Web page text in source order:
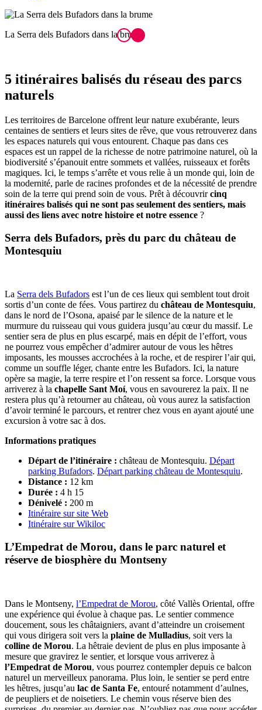
La Serra dels Bufadors dans la brume
5 itinéraires balisés du réseau des parcs
naturels
Les territoires de Barcelone offrent leur nature exubérante, leurs
centaines de sentiers et leurs sites de rêve, que vous retrouverez dans
les espaces naturels qui vous entourent. Chaque pas dans ces
espaces est un rappel de la richesse de notre patrimoine naturel, où la
biodiversité s’épanouit entre sommets et vallées, ruisseaux et forêts
magiques. Ici, le temps s’arrête et vous relie à un monde qui, loin de
la modernité, parle de racines profondes et de la nécessité de prendre
soin de la terre qui prend soin de vous. Prêt à découvrircinq
itinéraires balisés qui ne sont pas seulement des sentiers, mais
aussi des liens avec notre histoire et notre essence ?
Serra dels Bufadors, près du parc du château de
Montesquiu
La Serra dels Bufadors est l’un de ces lieux qui semblent tout droit
sortis d’un conte de fées. Vous partirez du château de Montesquiu,
dans le nord de l’Osona, apaisé par le silence de la nature et le
murmure du ruisseau qui vous guidera jusqu’au cœur du massif. Le
sentier sera de plus en plus escarpé, mais en dépit de l’effort, vous
ne pourrez vous empêcher d’admirer autour de vous les hêtres
imposants, les mousses accrochées à la roche, et de respirer l’air qui,
comme un souffle léger, chante entre les Bufadors. Ici, la nature
opère sa magie, la terre respire et l’on ressent sa force. Lorsque vous
arriverez à la chapelle Sant Moí, vous en savourerez la paix. Il ne
restera plus qu’à retourner au château, où vous aurez la satisfaction
d’avoir terminé le parcours, et rentrer chez vous en ayant ajouté une
excursion à votre sac à dos.
Informations pratiques
Départ de l’itinéraire : château de Montesquiu. Départ
parking Bufadors. Départ parking château de Montesquiu.
Distance : 12 km
Durée : 4 h 15
Dénivelé : 200 m
Itinéraire sur site Web
Itinéraire sur Wikiloc
L’Empedrat de Morou, dans le parc naturel et
réserve de biosphère du Montseny
Dans le Montseny, l’Empedrat de Morou, côté Vallès Oriental, offre
une expérience qui évolue à chaque pas. Le sentier commence
doucement, sous les châtaigniers, avant d’atteindre un croisement
qui vous dirigera soit vers la plaine de Mulladius, soit vers la
colline de Morou. La hêtraie devient de plus en plus imposante à
mesure que gravirez le sentier, et lorsque vous arriverez à
l’Empedrat de Morou, vous pourrez contempler depuis ce balcon
naturel un merveilleux panorama. Plus loin, le sentier se perd entre
les hêtres, jusqu’au lac de Santa Fe, entouré notamment d’aulnes,
de peupliers et de noisetiers. Le chemin vous réserve bien des